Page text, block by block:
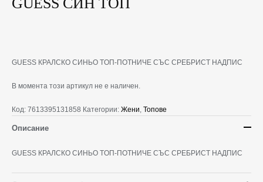
GUESS СИН TOП
GUESS КРАЛСКО СИНЬО TOП-ПОТНИЧЕ СЪС СРЕБРИСТ НАДПИС
В момента този артикул не е наличен.
Код: 7613395131858 Категории: Жени, Топове
Описание
GUESS КРАЛСКО СИНЬО TOП-ПОТНИЧЕ СЪС СРЕБРИСТ НАДПИС